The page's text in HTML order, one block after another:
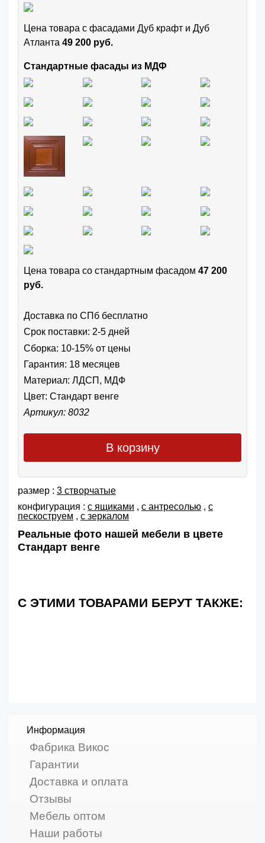
Цена товара с фасадами Дуб крафт и Дуб
Атланта 49 200 руб.
Стандартные фасады из МДФ
Цена товара cо стандартным фасадом 47 200
руб.
Доставка по СПб бесплатно
Срок поставки: 2-5 дней
Сборка: 10-15% от цены
Гарантия: 18 месяцев
Материал: ЛДСП, МДФ
Цвет: Стандарт венге
Артикул: 8032
В корзину
размер : 3 створчатые
конфигурация : с ящиками , с антресолью , с
пескоструем , с зеркалом
Реальные фото нашей мебели в цвете
Стандарт венге
С ЭТИМИ ТОВАРАМИ БЕРУТ ТАКЖЕ:
Информация
Фабрика Викос
Гарантии
Доставка и оплата
Отзывы
Мебель оптом
Наши работы